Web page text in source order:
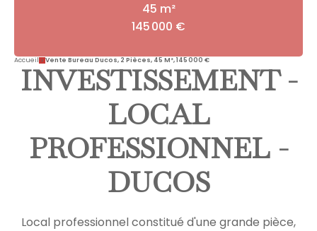
45 m²
145 000 €
Accueil Vente Bureau Ducos, 2 Pièces, 45 M², 145 000 €
INVESTISSEMENT -
LOCAL
PROFESSIONNEL -
DUCOS
Local professionnel constitué d'une grande pièce,